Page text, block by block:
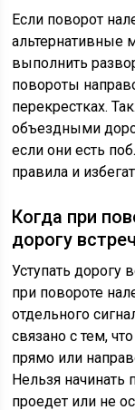
Если поворот
альтернативные
выполнить
повороты
перекрестках.
объездными
если они есть
правила и
Когда при
дорогу
Уступать дорогу
при повороте
отдельного
связано с тем,
прямо или
Нельзя начинать
проедет или не